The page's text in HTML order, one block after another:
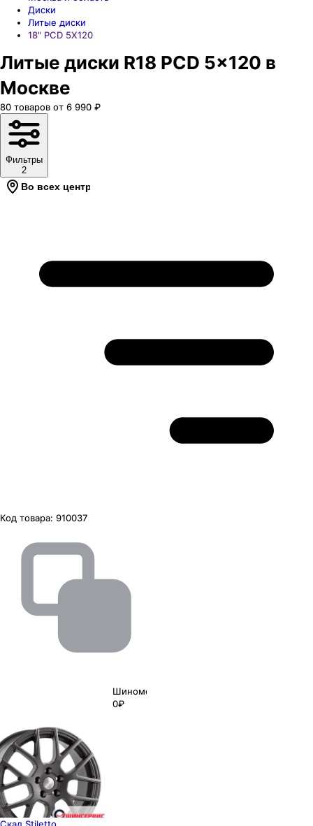
Диски
Литые диски
18" PCD 5X120
Литые диски R18 PCD 5x120 в
Москве
80 товаров от 6 990 ₽
Фильтры
2
Во всех центрах
Код товара: 910037
Шиномонтаж
0₽